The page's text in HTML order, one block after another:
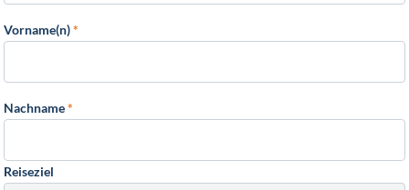
Vorname(n)*
Nachname*
Reiseziel